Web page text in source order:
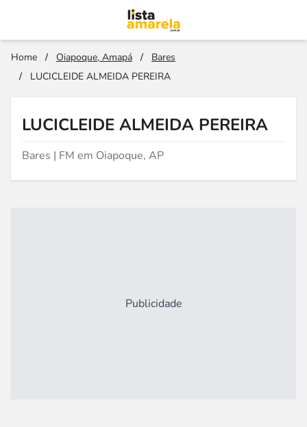
Home / Oiapoque, Amapá /
Bares
/
LUCICLEIDE ALMEIDA PEREIRA
LUCICLEIDE ALMEIDA PEREIRA
Bares | FM em Oiapoque, AP
Publicidade